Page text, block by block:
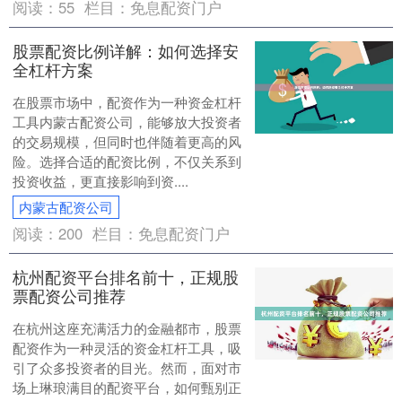
阅读： 55 栏目： 免息配资门户
股票配资比例详解：如何选择安
全杠杆方案
在股票市场中，配资作为一种资金杠杆
工具内蒙古配资公司，能够放大投资者
的交易规模，但同时也伴随着更高的风
险。选择合适的配资比例，不仅关系到
投资收益，更直接影响到资....
内蒙古配资公司
阅读：200 栏目： 免息配资门户
杭州配资平台排名前十，正规股
票配资公司推荐
在杭州这座充满活力的金融都市，股票
配资作为一种灵活的资金杠杆工具，吸
引了众多投资者的目光。然而，面对市
场上琳琅满目的配资平台，如何甄别正